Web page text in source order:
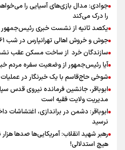
جوادی: مدال بازی‌های آسیایی را
را درک می‌کند
یکصد ثانیه از نشست خبری رئیس‌جمهور در
جوش و خروش اهالی تهرانپارس در شب ۱۶۱ تجمعات
سازندگان خرد از ساخت مسکن عقب
آیا رئیس‌جمهور از وضعیت سفره مردم
شوخی حاج‌قاسم با یک خبرنگار در عملیات
ابوباقر، جانشین فرمانده نیروی قدس
مدیریت ولایت فقیه است
ابوباقر: دشمن در براندازی، اغتشاشات
نرسید
رهبر شهید انقلاب: آمریکایی‌ها صدها
هیچ استدلالی!